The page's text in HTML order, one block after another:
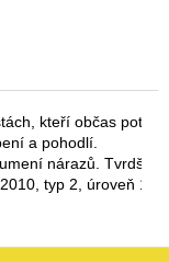
kteří občas
a pohodlí.
nárazů. Tvrdší
typ 2, úroveň 1